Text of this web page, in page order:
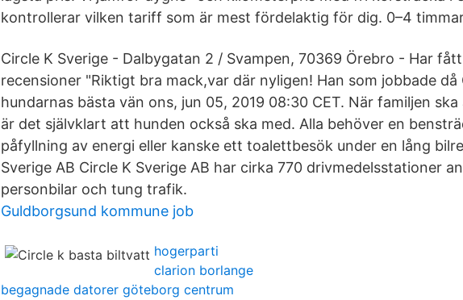
kontrollerar vilken tariff som är mest fördelaktig för dig. 0–4
Circle K Sverige - Dalbygatan 2 / Svampen, 70369 Örebro - Har
recensioner "Riktigt bra mack,var där nyligen! Han som jobbade då
hundarnas bästa vän ons, jun 05, 2019 08:30 CET. När familjen
är det självklart att hunden också ska med. Alla behöver en
påfyllning av energi eller kanske ett toalettbesök under en lång
Sverige AB Circle K Sverige AB har cirka 770 drivmedelsstationer
personbilar och tung trafik.
Guldborgsund kommune job
hogerparti
clarion borlange
begagnade datorer göteborg centrum